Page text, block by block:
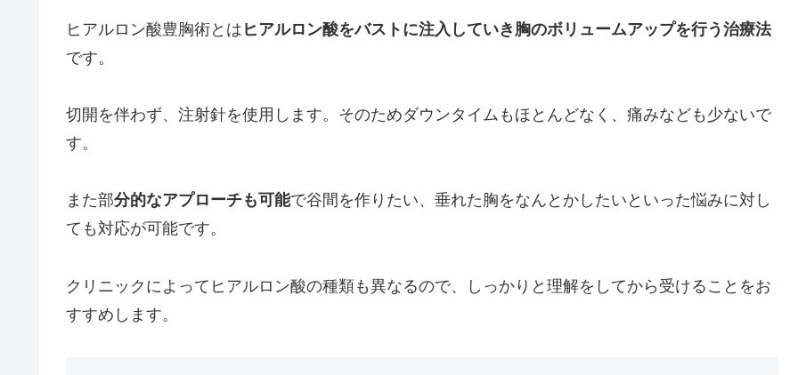
ヒアルロン酸豊胸術とは ヒアルロン酸をバストに注入していき胸のボリュームアップを行う治療法
です。
切開を伴わず、注射針を使用します。そのためダウンタイムもほとんどなく、痛みなども少ないで
す。
また部分的なアプローチも可能で谷間を作りたい、垂れた胸をなんとかしたいといった悩みに対し
ても対応が可能です。
クリニックによってヒアルロン酸の種類も異なるので、しっかりと理解をしてから受けることをお
すすめします。